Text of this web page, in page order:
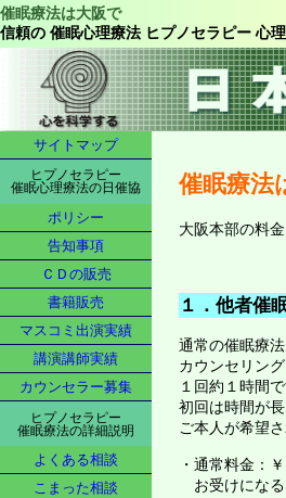
催眠療法は大阪で
信頼の 催眠心理療法 ヒプノセラピー 心
サイトマップ
ヒプノセラピー
催眠心理療法の日催協
ポリシー
告知事項
ＣＤの販売
書籍販売
マスコミ出演実績
講演講師実績
カウンセラー募集
ヒプノセラピー
催眠療法の詳細説明
よくある相談
こまった相談
催眠療法
大阪本部の料
１．他者催
通常の催眠療
カウンセリン
１回約１時間
初回は時間が
ご本人が希望
・通常料金：
お受けになる